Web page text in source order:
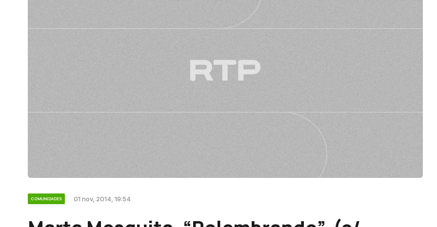
COMUNIDADES 01 nov, 2014, 19:54